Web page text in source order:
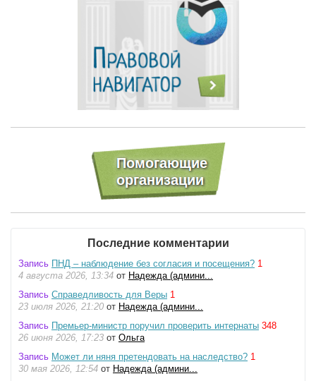
Последние комментарии
Запись ПНД – наблюдение без согласия и посещения? 1
4 августа 2026, 13:34 от Надежда (админи...
Запись Справедливость для Веры 1
23 июля 2026, 21:20 от Надежда (админи...
Запись Премьер-министр поручил проверить интернаты 348
26 июня 2026, 17:23 от Ольга
Запись Может ли няня претендовать на наследство? 1
30 мая 2026, 12:54 от Надежда (админи...